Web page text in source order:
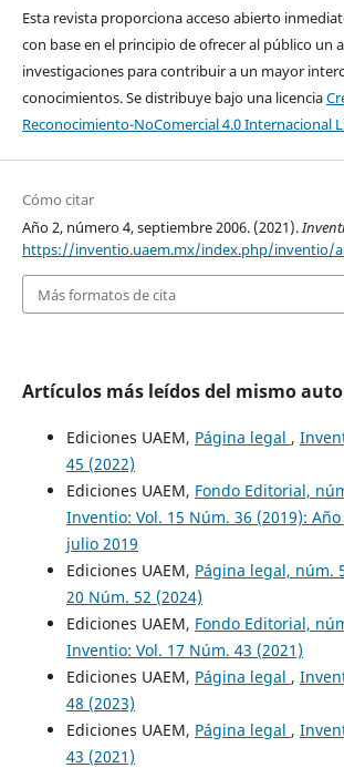
Esta revista proporciona acceso abierto
con base en el principio de ofrecer al público un
investigaciones para contribuir a un mayor
conocimientos. Se distribuye bajo una licencia
Reconocimiento-NoComercial 4.0 Internacional
Cómo citar
Año 2, número 4, septiembre 2006. (2021).
https://inventio.uaem.mx/index.php/inventio/
Más formatos de cita
Artículos más leídos del mismo
Ediciones UAEM, Página legal ,
45 (2022)
Ediciones UAEM, Fondo Editorial,
Inventio: Vol. 15 Núm. 36 (2019):
julio 2019
Ediciones UAEM, Página legal, núm.
20 Núm. 52 (2024)
Ediciones UAEM, Fondo Editorial,
Inventio: Vol. 17 Núm. 43 (2021)
Ediciones UAEM, Página legal ,
48 (2023)
Ediciones UAEM, Página legal ,
43 (2021)